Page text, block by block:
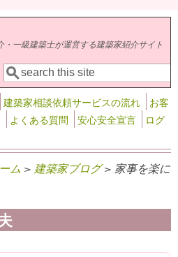
一級建築士が運営する建築家紹介サイト
検索フォーム
検索
建築家相談依頼サービスの流れ
お客
よくある質問 安心安全宣言
ログ
ム > 建築家ブログ> 家事を楽に